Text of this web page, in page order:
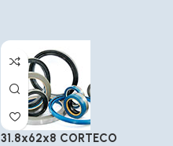
31.8x62x8 CORTECO